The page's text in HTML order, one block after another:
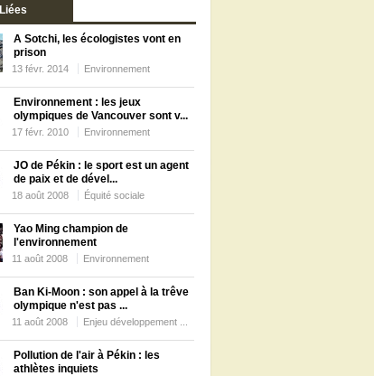
Liées
A Sotchi, les écologistes vont en
prison
13 févr. 2014 Environnement
Environnement : les jeux
olympiques de Vancouver sont v...
17 févr. 2010 Environnement
JO de Pékin : le sport est un agent
de paix et de dével...
18 août 2008 Équité sociale
Yao Ming champion de
l'environnement
11 août 2008 Environnement
Ban Ki-Moon : son appel à la trêve
olympique n'est pas ...
11 août 2008 Enjeu développement ...
Pollution de l'air à Pékin : les
athlètes inquiets